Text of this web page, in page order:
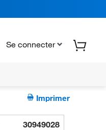
Se connecter
Imprimer
30949028